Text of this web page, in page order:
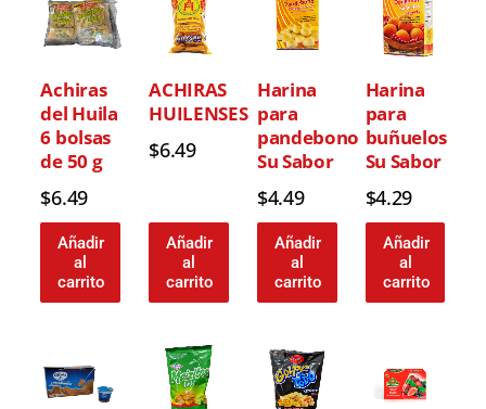
Achiras
del Huila
6 bolsas
de 50 g
$6.49
Añadir
al
carrito
ACHIRAS
HUILENSES
$6.49
Añadir
al
carrito
Harina
para
pandebono
Su Sabor
$4.49
Añadir
al
carrito
Harina
para
buñuelos
Su Sabor
$4.29
Añadir
al
carrito